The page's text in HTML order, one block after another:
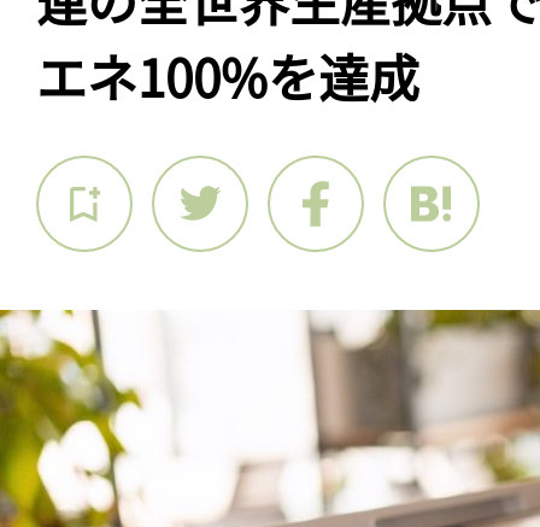
エネ100%を達成